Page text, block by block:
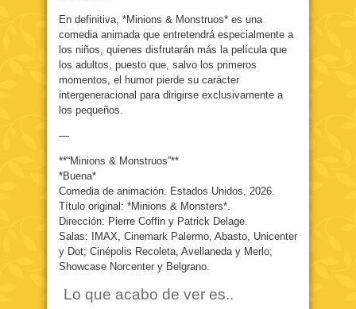
En definitiva, *Minions & Monstruos* es una
comedia animada que entretendrá especialmente a
los niños, quienes disfrutarán más la película que
los adultos, puesto que, salvo los primeros
momentos, el humor pierde su carácter
intergeneracional para dirigirse exclusivamente a
los pequeños.
—
**“Minions & Monstruos”**
*Buena*
Comedia de animación. Estados Unidos, 2026.
Título original: *Minions & Monsters*.
Dirección: Pierre Coffin y Patrick Delage.
Salas: IMAX, Cinemark Palermo, Abasto, Unicenter
y Dot; Cinépolis Recoleta, Avellaneda y Merlo;
Showcase Norcenter y Belgrano.
Lo que acabo de ver es..